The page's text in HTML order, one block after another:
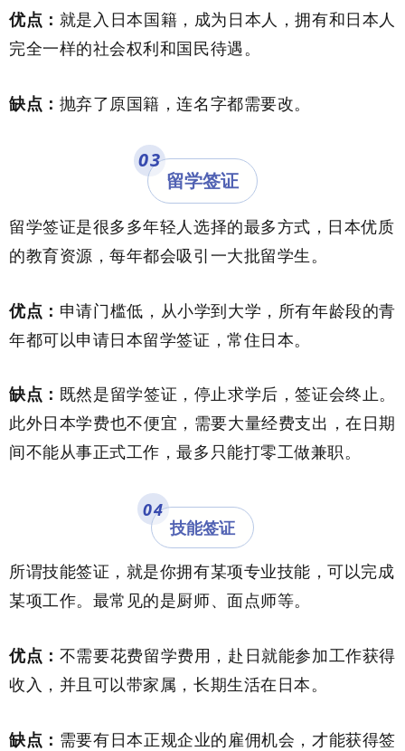
优点： 就是入日本国籍，成为日本人，拥有和日本人
完全一样的社会权利和国民待遇。
缺点： 抛弃了原国籍，连名字都需要改。
03
留学签证
留学签证是很多多年轻人选择的最多方式，日本优质
的教育资源，每年都会吸引一大批留学生。
优点： 申请门槛低，从小学到大学，所有年龄段的青
年都可以申请日本留学签证，常住日本。
缺点： 既然是留学签证，停止求学后，签证会终止。
此外日本学费也不便宜，需要大量经费支出，在日期
间不能从事正式工作，最多只能打零工做兼职。
04
技能签证
所谓技能签证，就是你拥有某项专业技能，可以完成
某项工作。最常见的是厨师、面点师等。
优点： 不需要花费留学费用，赴日就能参加工作获得
收入，并且可以带家属，长期生活在日本。
缺点： 需要有日本正规企业的雇佣机会，才能获得签